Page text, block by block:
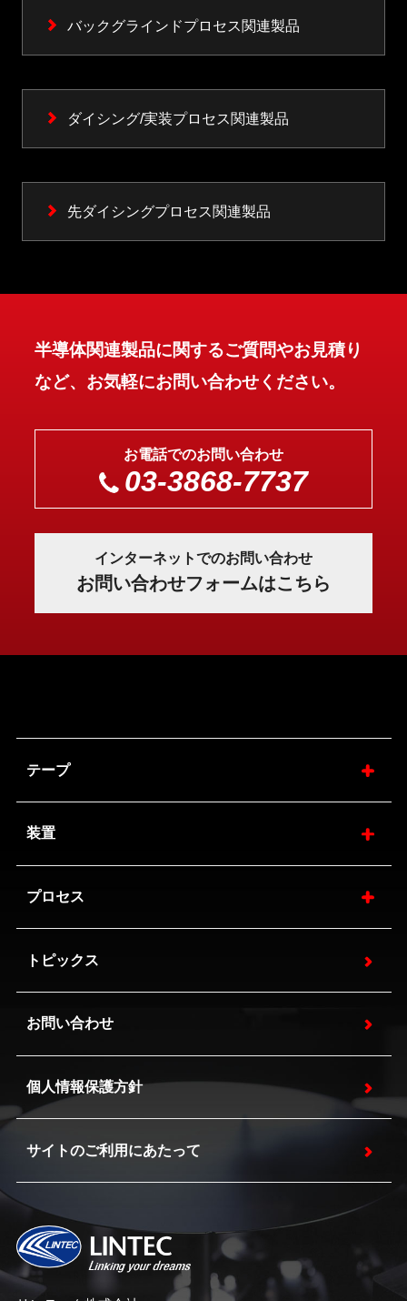
バックグラインドプロセス関連製品
ダイシング/実装プロセス関連製品
先ダイシングプロセス関連製品
半導体関連製品に関するご質問やお見積り
など、お気軽にお問い合わせください。
お電話でのお問い合わせ
03-3868-7737
インターネットでのお問い合わせ
お問い合わせフォームはこちら
テープ
装置
プロセス
トピックス
お問い合わせ
個人情報保護方針
サイトのご利用にあたって